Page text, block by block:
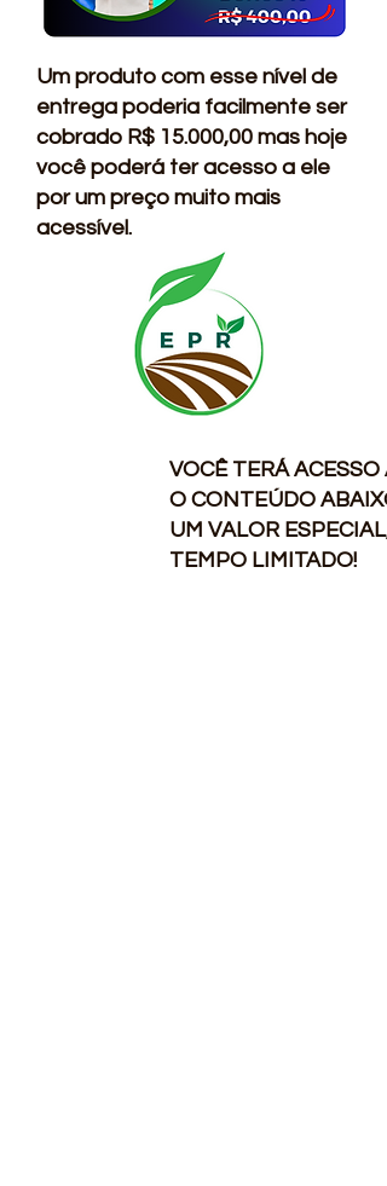
Um produto com esse nível de
entrega poderia facilmente ser
cobrado R$ 15.000,00 mas hoje
você poderá ter acesso a ele
por um preço muito mais
acessível.
VOCÊ TERÁ ACESSO
O CONTEÚDO
UM VALOR ESPECIAL,
TEMPO LIMITADO!